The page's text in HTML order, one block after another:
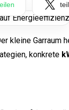
kleine Garraum
konkrete